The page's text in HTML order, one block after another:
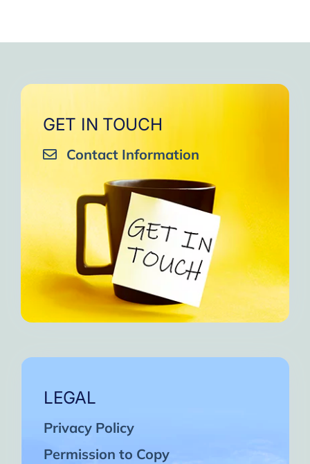
GET IN TOUCH
Contact Information
LEGAL
Privacy Policy
Permission to Copy